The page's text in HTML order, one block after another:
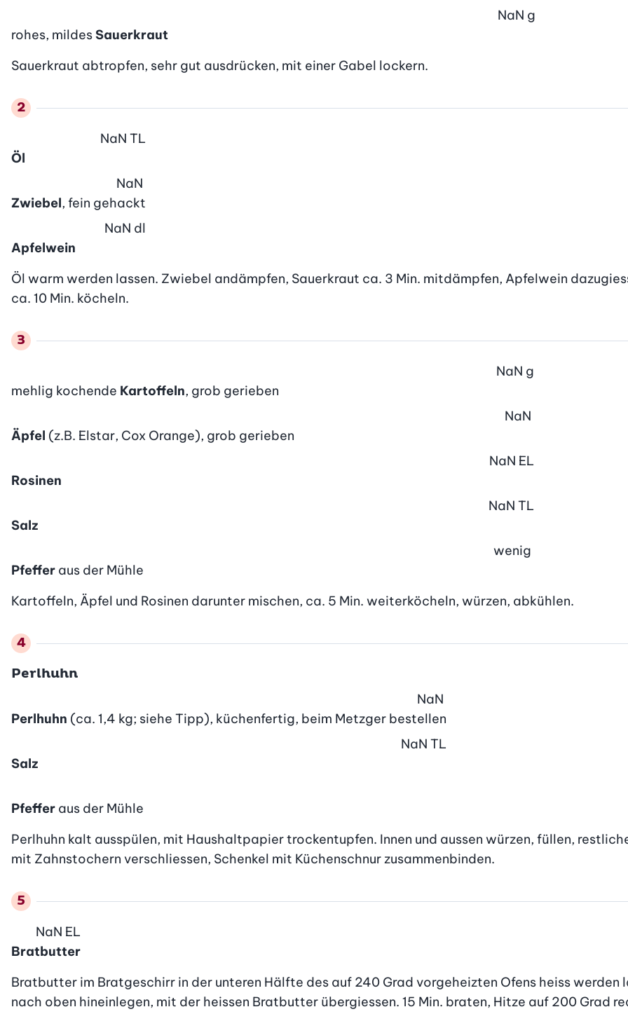
rohes, mildesSauerkraut
NaN g
Sauerkraut abtropfen, sehr gut ausdrücken, mit einer Gabel lockern.
Öl
NaN TL
Zwiebel, fein gehackt
NaN
Apfelwein
NaN dl
Öl warm werden lassen. Zwiebel andämpfen, Sauerkraut ca. 3 Min. mitdämpfen, Apfelwein
ca. 10 Min. köcheln.
mehlig kochende Kartoffeln, grob gerieben
NaN g
Äpfel (z.B. Elstar, Cox Orange), grob gerieben
NaN
Rosinen
NaN EL
Salz
NaN TL
Pfeffer aus der Mühle
wenig
Kartoffeln, Äpfel und Rosinen darunter mischen, ca. 5 Min. weiterköcheln, würzen, abkühlen.
Perlhuhn
Perlhuhn (ca. 1,4 kg; siehe Tipp), küchenfertig, beim Metzger bestellen
NaN
Salz
NaN TL
Pfeffer aus der Mühle
Perlhuhn kalt ausspülen, mit Haushaltpapier trockentupfen. Innen und aussen würzen, füllen,
mit Zahnstochern verschliessen, Schenkel mit Küchenschnur zusammenbinden.
Bratbutter
NaN EL
Bratbutter im Bratgeschirr in der unteren Hälfte des auf 240 Grad vorgeheizten Ofens heiss werden
nach oben hineinlegen, mit der heissen Bratbutter übergiessen. 15 Min. braten, Hitze auf 200 Grad